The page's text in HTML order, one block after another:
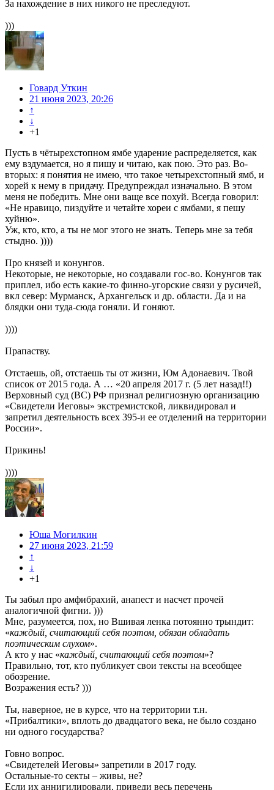
За нахождение в них никого не преследуют.
)))
Говард Уткин
21 июня 2023, 20:26
↑
↓
+1
Пусть в чётырехстопном ямбе ударение распределяется, как
ему вздумается, но я пишу и читаю, как пою. Это раз. Во-
вторых: я понятия не имею, что такое четырехстопный ямб, и
хорей к нему в придачу. Предупреждал изначально. В этом
меня не победить. Мне они ваще все похуй. Всегда говорил:
«Не нравицо, пиздуйте и четайте хореи с ямбами, я пешу
хуйню».
Уж, кто, кто, а ты не мог этого не знать. Теперь мне за тебя
стыдно. ))))
Про князей и конунгов.
Некоторые, не некоторые, но создавали гос-во. Конунгов так
приплел, ибо есть какие-то финно-угорские связи у русичей,
вкл север: Мурманск, Архангельск и др. области. Да и на
блядки они туда-сюда гоняли. И гоняют.
))))
Прапаству.
Отстаешь, ой, отстаешь ты от жизни, Юм Адонаевич. Твой
список от 2015 года. А … «20 апреля 2017 г. (5 лет назад!!)
Верховный суд (ВС) РФ признал религиозную организацию
«Свидетели Иеговы» экстремистской, ликвидировал и
запретил деятельность всех 395-и ее отделений на территории
России».
Прикинь!
))))
Юша Могилкин
27 июня 2023, 21:59
↑
↓
+1
Ты забыл про амфибрахий, анапест и насчет прочей
аналогичной фигни. )))
Мне, разумеется, пох, но Вшивая ленка потоянно трындит:
«каждый, считающий себя поэтом, обязан обладать
поэтическим слухом».
А кто у нас «каждый, считающий себя поэтом»?
Правильно, тот, кто публикует свои тексты на всеобщее
обозрение.
Возражения есть? )))
Ты, наверное, не в курсе, что на территории т.н.
«Прибалтики», вплоть до двадцатого века, не было создано
ни одного государства?
Говно вопрос.
«Свидетелей Иеговы» запретили в 2017 году.
Остальные-то секты – живы, не?
Если их аннигилировали, приведи весь перечень